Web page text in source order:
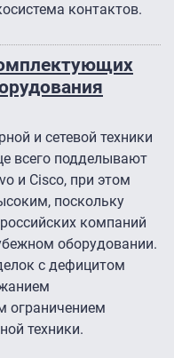
контактов.
и сетевой техники
всего подделывают
и Cisco, при этом
поскольку
компаний
оборудовании.
с дефицитом
ограничением
техники.